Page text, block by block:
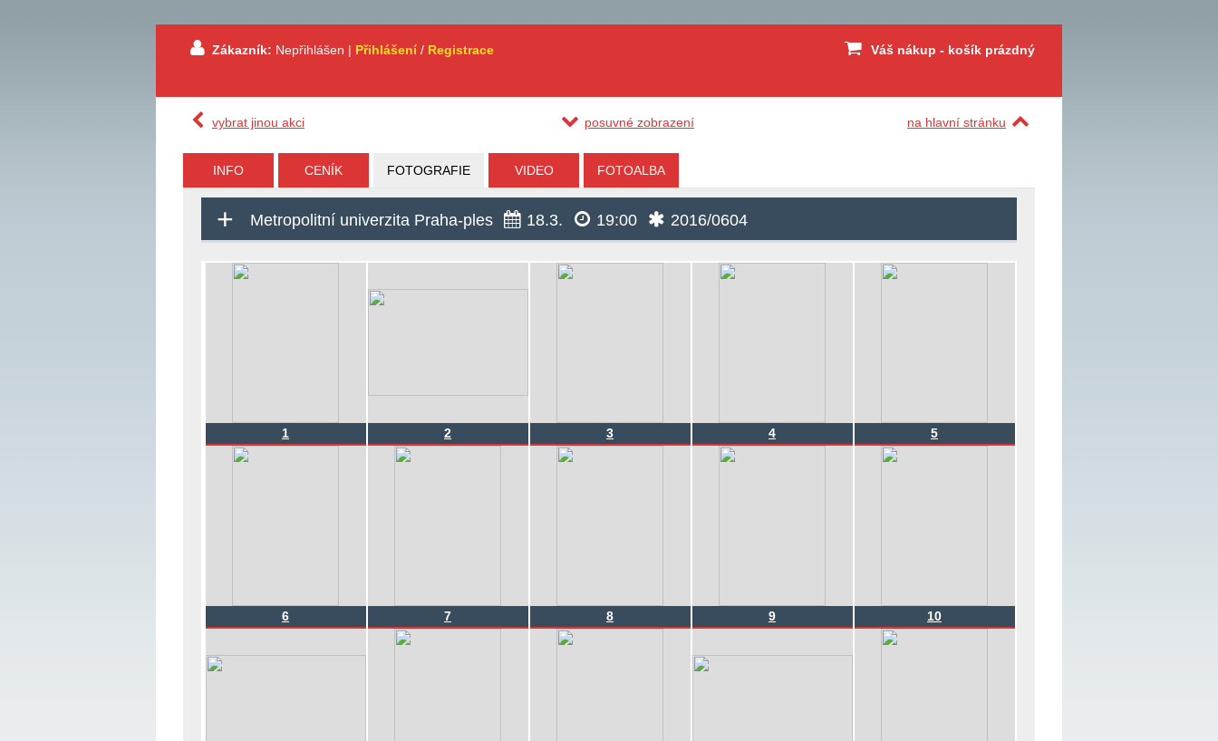
Zákazník: Nepřihlášen | Přihlášení/ Registrace Váš nákup - košík prázdný
vybrat jinou akci na hlavní stránku
posuvné zobrazení
INFO CENÍK FOTOGRAFIE VIDEO FOTOALBA
Metropolitní univerzita Praha-ples 18.3. 19:00 2016/0604
1 2 3 4 5
6 7 8 9 10